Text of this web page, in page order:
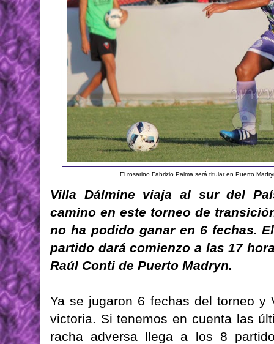
El rosarino Fabrizio Palma será titular en Puerto
Villa Dálmine viaja al sur del
camino en este torneo de
no ha podido ganar en 6 fechas.
partido dará comienzo a las 17
Raúl Conti de Puerto Madryn.
Ya se jugaron 6 fechas del torneo y
victoria. Si tenemos en cuenta las
racha adversa llega a los 8